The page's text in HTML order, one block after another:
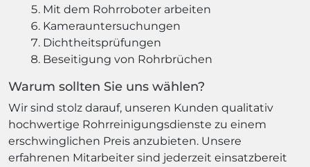
Mit dem Rohrroboter arbeiten
Kamerauntersuchungen
Dichtheitsprüfungen
Beseitigung von Rohrbrüchen
Warum sollten Sie uns wählen?
Wir sind stolz darauf, unseren Kunden qualitativ
hochwertige Rohrreinigungsdienste zu einem
erschwinglichen Preis anzubieten. Unsere
erfahrenen Mitarbeiter sind jederzeit einsatzbereit